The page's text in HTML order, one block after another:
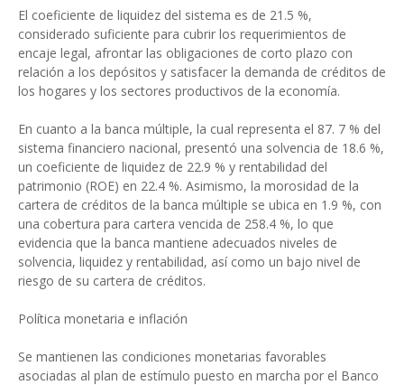
El coeficiente de liquidez del sistema es de 21.5 %,
considerado suficiente para cubrir los requerimientos de
encaje legal, afrontar las obligaciones de corto plazo con
relación a los depósitos y satisfacer la demanda de créditos de
los hogares y los sectores productivos de la economía.
En cuanto a la banca múltiple, la cual representa el 87. 7 % del
sistema financiero nacional, presentó una solvencia de 18.6 %,
un coeficiente de liquidez de 22.9 % y rentabilidad del
patrimonio (ROE) en 22.4 %. Asimismo, la morosidad de la
cartera de créditos de la banca múltiple se ubica en 1.9 %, con
una cobertura para cartera vencida de 258.4 %, lo que
evidencia que la banca mantiene adecuados niveles de
solvencia, liquidez y rentabilidad, así como un bajo nivel de
riesgo de su cartera de créditos.
Política monetaria e inflación
Se mantienen las condiciones monetarias favorables
asociadas al plan de estímulo puesto en marcha por el Banco